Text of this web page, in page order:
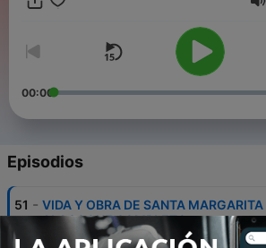
book.com/ Nuestro sitio de Diseño Grafico
https://irdldesign.com.mx/
00:00
Episodios
51 - VIDA Y OBRA DE SANTA
ALACOQUE COMPLETO
12 mar. 2024